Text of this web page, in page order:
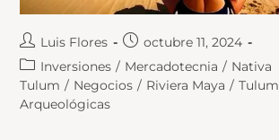
Luis Flores
octubre 11, 2024
Inversiones / Mercadotecnia / Nativa
Tulum / Negocios / Riviera Maya / Tulum
Arqueológicas